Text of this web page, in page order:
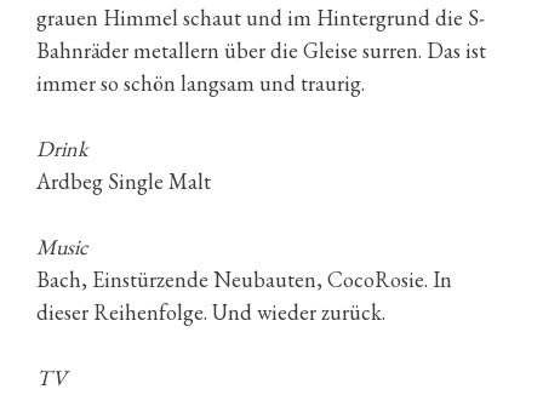
grauen Himmel schaut und im Hintergrund die S-
Bahnräder metallern über die Gleise surren. Das ist
immer so schön langsam und traurig.
Drink
Ardbeg Single Malt
Music
Bach, Einstürzende Neubauten, CocoRosie. In
dieser Reihenfolge. Und wieder zurück.
TV